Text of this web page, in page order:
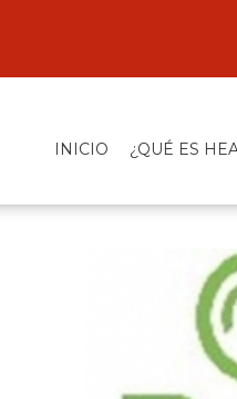
INICIO ¿QUÉ ES